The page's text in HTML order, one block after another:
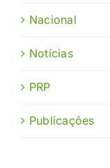
Nacional
Notícias
PRP
Publicações